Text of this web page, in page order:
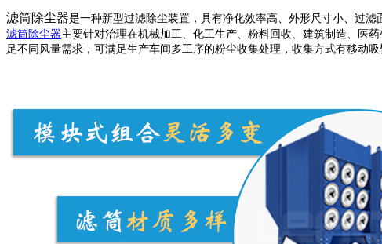
滤筒除尘器是一种新型过滤除尘装置，具有净化效率高、外形尺寸小、过
滤筒除尘器主要针对治理在机械加工、化工生产、粉料回收、建筑制造、医
足不同风量需求，可满足生产车间多工序的粉尘收集处理，收集方式有移动